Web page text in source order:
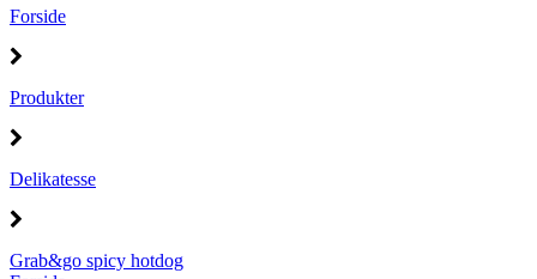
Forside
Produkter
Delikatesse
Grab&go spicy hotdog